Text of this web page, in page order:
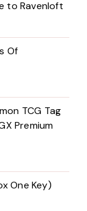
to Ravenloft
Of
TCG Tag
Premium
One Key)